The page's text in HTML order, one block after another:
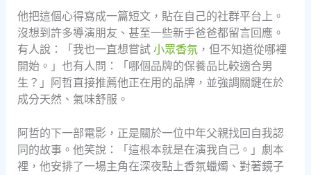
他把這個心得寫成一篇短文，貼在自己的社群平台上。
沒想到許多導演朋友、甚至一些新手爸爸都留言回應。
有人說：「我也一直想嘗試 小眾香氛，但不知道從哪裡
開始。」也有人問：「哪個品牌的保養品比較適合男
生？」阿哲直接推薦他正在用的品牌，並強調關鍵在於
成分天然、氣味舒服。
阿哲的下一部電影，正是關於一位中年父親找回自我認
同的故事。他笑說：「這根本就是在演我自己。」劇本
裡，他安排了一場主角在深夜點上香氛蠟燭、對著鏡子